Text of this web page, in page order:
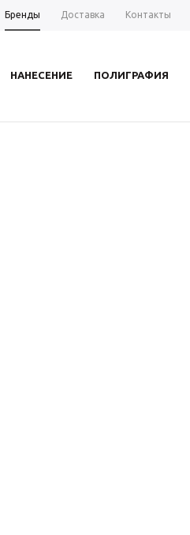
Бренды Доставка Контакты
НАНЕСЕНИЕ ПОЛИГРАФИЯ